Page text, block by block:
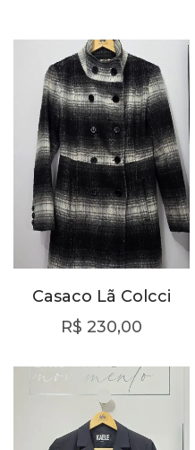
Casaco Lã Colcci
R$ 230,00